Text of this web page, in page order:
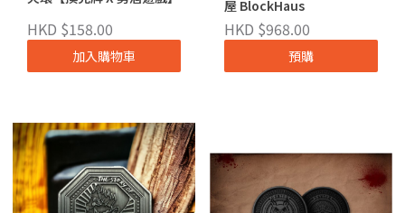
HKD $158.00
加入購物車
屋 BlockHaus
HKD $968.00
預購